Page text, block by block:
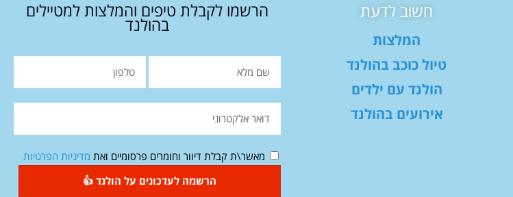
חשוב לדעת
המלצות
טיול כוכב בהולנד
הולנד עם ילדים
אירועים בהולנד
הרשמו לקבלת טיפים והמלצות למטיילים
בהולנד
מאשר\ת קבלת דיוור וחומרים פרסומיים ואת מדיניות הפרטיות
הרשמה לעדכונים על הולנד 👍